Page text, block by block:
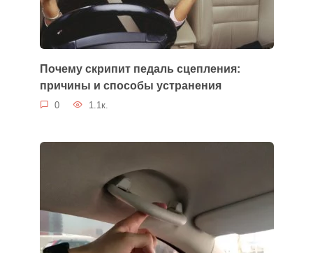
Почему скрипит педаль сцепления:
причины и способы устранения
0 1.1к.